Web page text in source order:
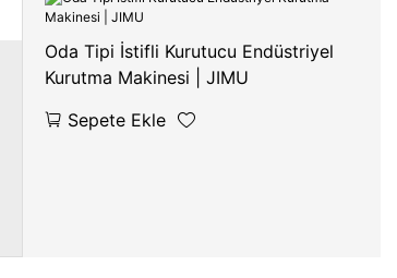
Oda Tipi İstifli Kurutucu Endüstriyel
Kurutma Makinesi | JIMU
Sepete Ekle